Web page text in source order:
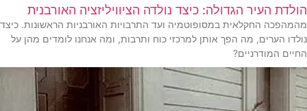
הולדת העיר הגדולה: כיצד נולדה הציוויליזציה האורבנית
מהמהפכה החקלאית במסופוטמיה ועד התרבויות האורבניות הראשונות. כיצד
נולדו הערים, מה הפך אותן למרכזי כוח ותרבות, ומה אנחנו לומדים מהן על
החיים המודרניים?